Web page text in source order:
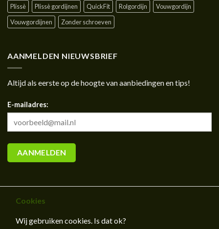
Plissè
Plissè gordijnen QuickFit Rolgordijn
Vouwgordijn
Vouwgordijnen
Zonder schroeven
AANMELDEN NIEUWSBRIEF
Altijd als eerste op de hoogte van aanbiedingen en tips!
E-mailadres:
CONTACT OVER ONS BLOG KLEURSTALEN AANVRAGEN
Cookies
Wij gebruiken cookies. Is dat ok?